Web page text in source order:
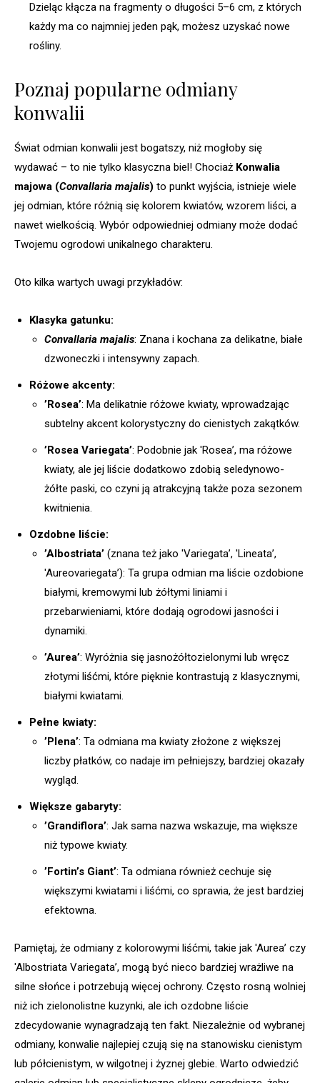
Dzieląc kłącza na fragmenty o długości 5–6 cm, z których
każdy ma co najmniej jeden pąk, możesz uzyskać nowe
rośliny.
Poznaj popularne odmiany
konwalii
Świat odmian konwalii jest bogatszy, niż mogłoby się
wydawać – to nie tylko klasyczna biel! Chociaż Konwalia
majowa (Convallaria majalis) to punkt wyjścia, istnieje wiele
jej odmian, które różnią się kolorem kwiatów, wzorem liści, a
nawet wielkością. Wybór odpowiedniej odmiany może dodać
Twojemu ogrodowi unikalnego charakteru.
Oto kilka wartych uwagi przykładów:
Klasyka gatunku:
Convallaria majalis: Znana i kochana za delikatne, białe
dzwoneczki i intensywny zapach.
Różowe akcenty:
’Rosea’: Ma delikatnie różowe kwiaty, wprowadzając
subtelny akcent kolorystyczny do cienistych zakątków.
’Rosea Variegata’: Podobnie jak 'Rosea’, ma różowe
kwiaty, ale jej liście dodatkowo zdobią seledynowo-
żółte paski, co czyni ją atrakcyjną także poza sezonem
kwitnienia.
Ozdobne liście:
’Albostriata’ (znana też jako 'Variegata’, 'Lineata’,
'Aureovariegata’): Ta grupa odmian ma liście ozdobione
białymi, kremowymi lub żółtymi liniami i
przebarwieniami, które dodają ogrodowi jasności i
dynamiki.
’Aurea’: Wyróżnia się jasnożółtozielonymi lub wręcz
złotymi liśćmi, które pięknie kontrastują z klasycznymi,
białymi kwiatami.
Pełne kwiaty:
’Plena’: Ta odmiana ma kwiaty złożone z większej
liczby płatków, co nadaje im pełniejszy, bardziej okazały
wygląd.
Większe gabaryty:
’Grandiflora’: Jak sama nazwa wskazuje, ma większe
niż typowe kwiaty.
’Fortin’s Giant’: Ta odmiana również cechuje się
większymi kwiatami i liśćmi, co sprawia, że jest bardziej
efektowna.
Pamiętaj, że odmiany z kolorowymi liśćmi, takie jak 'Aurea’ czy
'Albostriata Variegata’, mogą być nieco bardziej wrażliwe na
silne słońce i potrzebują więcej ochrony. Często rosną wolniej
niż ich zielonolistne kuzynki, ale ich ozdobne liście
zdecydowanie wynagradzają ten fakt. Niezależnie od wybranej
odmiany, konwalie najlepiej czują się na stanowisku cienistym
lub półcienistym, w wilgotnej i żyznej glebie. Warto odwiedzić